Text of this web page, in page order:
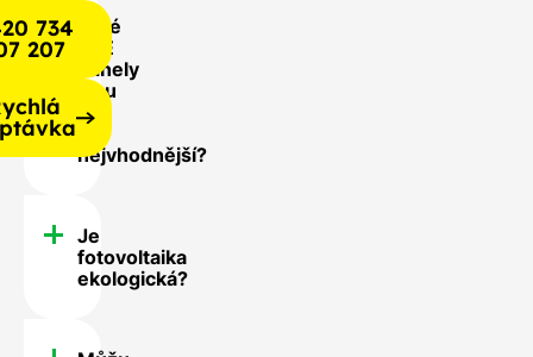
Jaké
FVE
panely
jsou
pro
nejvhodnější?
Je
fotovoltaika
ekologická?
734
207